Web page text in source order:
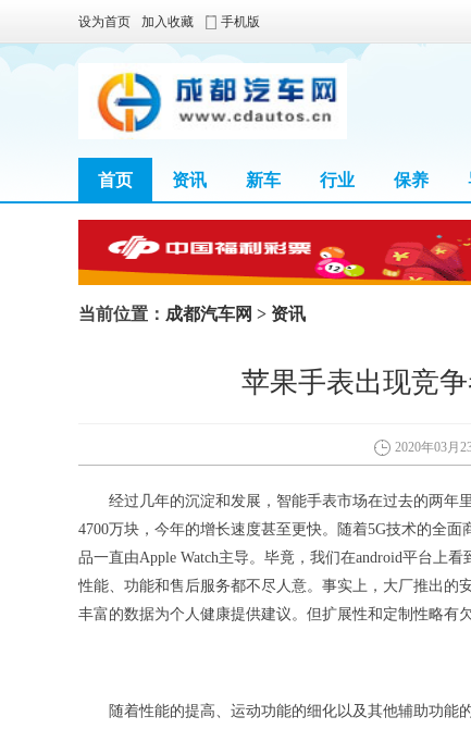
设为首页 加入收藏 手机版
首页 资讯 新车 行业 保养
当前位置： 成都汽车网 > 资讯
苹果手表出现竞
2020年03月
经过几年的沉淀和发展，智能手表市场在过去的两年
4700万块，今年的增长速度甚至更快。随着5G技术的全
品一直由Apple Watch主导。毕竟，我们在android平台上
性能、功能和售后服务都不尽人意。事实上，大厂推出的
丰富的数据为个人健康提供建议。但扩展性和定制性略有
随着性能的提高、运动功能的细化以及其他辅助功能